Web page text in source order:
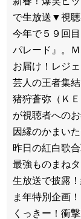
で生放送▼視聴
今年で５９回
パレード』。
お届け！レジ
芸人の王者集
猪狩蒼弥（Ｋ
が視聴者への
因縁のかまい
昨日の紅白歌
最強ものまね
生放送で披露
ま年特別企画
くっきー！衝